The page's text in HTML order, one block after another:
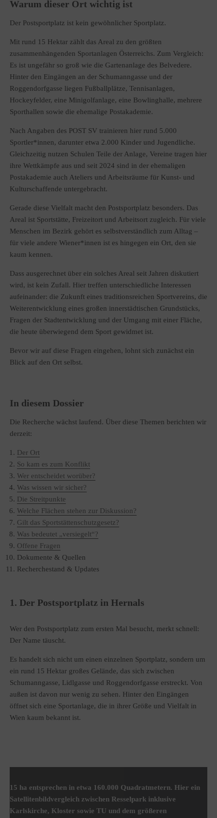
Warum dieser Ort wichtig ist
Der Postsportplatz ist kein gewöhnlicher Sportplatz.
Mit rund 15 Hektar zählt das Areal zu den größten
zusammenhängenden Sportanlagen Österreichs. Zum Vergleich:
Es ist ungefähr so groß wie die Gartenanlage des Belvedere.
Hinter den Eingängen an der Schumanngasse und der
Roggendorfgasse liegen Fußballplätze, Tennisanlagen,
Hockeyfelder, eine Minigolfanlage, eine Bowlinghalle, mehrere
Sporthallen sowie die ehemalige Postakademie.
Nach Angaben des POST SV trainieren hier rund 5.000
Sportler*innen, darunter etwa 2.000 Kinder und Jugendliche.
Gleichzeitig nutzen Schulen Teile der Anlage, Vereine tragen hier
ihre Wettkämpfe aus und seit 2024 sind in der ehemaligen
Postakademie auch Ateliers und Arbeitsräume für Kunst- und
Kulturschaffende untergebracht.
Gerade diese Vielfalt macht den Postsportplatz besonders. Das
Areal ist Sportstätte, Freizeitort und Arbeitsort zugleich. Für viele
Menschen im Bezirk gehört es selbstverständlich zum Alltag –
für viele andere Wiener*innen ist es hingegen ein Ort, den sie
kaum kennen.
Dass ausgerechnet über ein solches Areal seit Jahren diskutiert
wird, ist kein Zufall. Hier treffen unterschiedliche Interessen
aufeinander: die Zukunft eines traditionsreichen Sportvereins, die
Weiterentwicklung eines großen innerstädtischen Grundstücks,
Fragen der Stadtentwicklung und der Umgang mit einer Fläche,
die heute überwiegend dem Sport gewidmet ist.
Bevor wir auf diese Fragen eingehen, lohnt sich zunächst ein
Blick auf den Ort selbst.
In diesem Dossier
Die Recherche wächst laufend. Über diese Themen berichten wir
derzeit:
Der Ort
So kam es zum Konflikt
Wer entscheidet worüber?
Was wissen wir sicher?
Die Streitpunkte
Welche Flächen stehen zur Diskussion?
Gilt das Sportstättenschutzgesetz?
Was bedeutet „versiegelt“?
Offene Fragen
Dokumente & Quellen
Recherchestand & Updates
1. Der Postsportplatz in Hernals
Wer den Postsportplatz zum ersten Mal besucht, merkt schnell:
Der Name täuscht.
Es handelt sich nicht um einen einzelnen Sportplatz, sondern um
ein rund 15 Hektar großes Gelände, das sich zwischen
Schumanngasse, Lidlgasse und Roggendorfgasse erstreckt. Von
außen ist davon nur wenig zu sehen. Hinter den Eingängen
öffnet sich eine Sportanlage, die in ihrer Größe und Vielfalt in
Wien kaum bekannt ist.
15 ha entsprechen in etwa 160.000 Quadratmetern. Hier ein
Satellitenbildvergleich zwischen Resselpark inklusive
Karlskirche, Kloster sowie TU und dem größeren